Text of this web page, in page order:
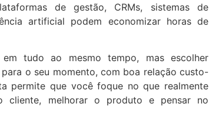
de gestão, CRMs, sistemas de
artificial podem economizar horas de
tudo ao mesmo tempo, mas escolher
o seu momento, com boa relação custo-
permite que você foque no que realmente
cliente, melhorar o produto e pensar no